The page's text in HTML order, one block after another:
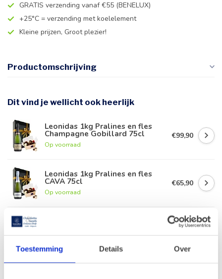
Toestemming Details Over
GRATIS verzending vanaf €55 (BENELUX)
+25°C = verzending met koelelement
Kleine prijzen, Groot plezier!
Productomschrijving
Dit vind je wellicht ook heerlijk
Leonidas 1kg Pralines en fles
Champagne Gobillard 75cl
Op voorraad
€99,90
Leonidas 1kg Pralines en fles
CAVA 75cl
Op voorraad
€65,90
€63,90